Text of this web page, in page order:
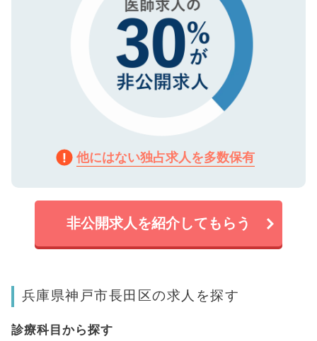
他にはない独占求人を多数保有
非公開求人を紹介してもらう
兵庫県神戸市長田区の求人を探す
診療科目から探す